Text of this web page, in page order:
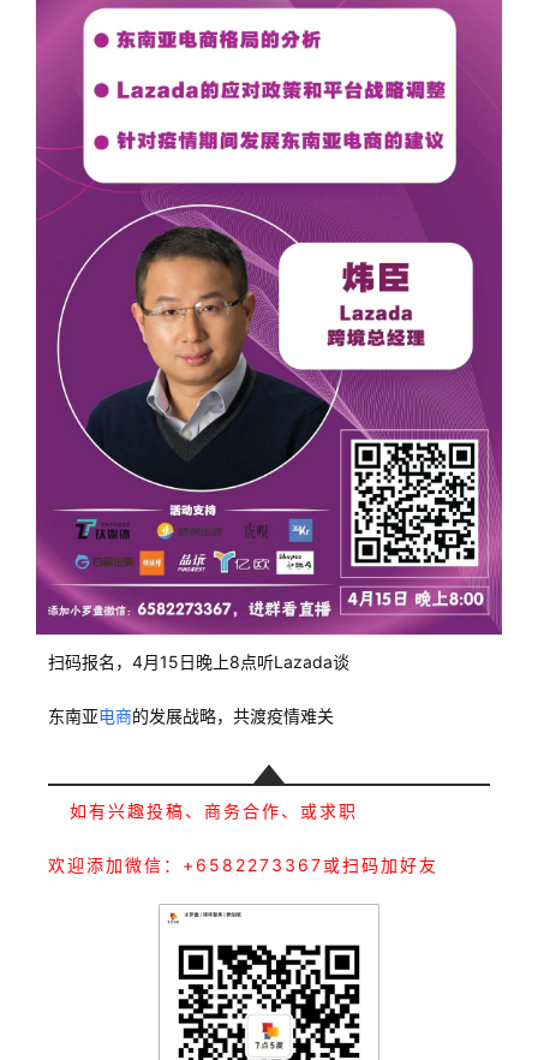
扫码报名，4月15日晚上8点听Lazada谈
东南亚电商的发展战略，共渡疫情难关
如有兴趣投稿、商务合作、或求职
欢迎添加微信：+6582273367或扫码加好友